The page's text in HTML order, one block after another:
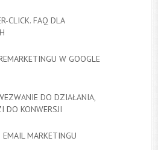
CLICK. FAQ DLA
W GOOGLE
DO DZIAŁANIA,
DO KONWERSJI
MARKETINGU